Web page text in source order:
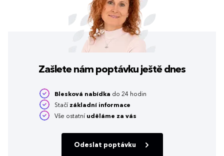
Zašlete nám poptávku ještě dnes
Blesková nabídka do 24 hodin
Stačí základní informace
Vše ostatní uděláme za vás
Odeslat poptávku